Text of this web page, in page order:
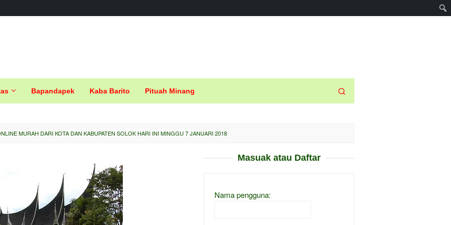
Bapandapek Kaba Barito Pituah Minang
MURAH DARI KOTA DAN KABUPATEN SOLOK HARI INI MINGGU 7 JANUARI 2018
Masuak atau Daftar
Nama pengguna: